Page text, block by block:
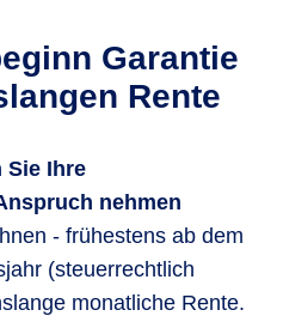
Garantie
Rente
Sie Ihre
nehmen
- frühestens ab dem
(steuerrechtlich
monatliche Rente.